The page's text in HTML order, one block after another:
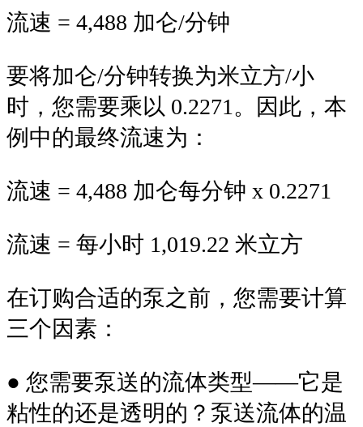
流速 = 4,488 加仑/分钟
要将加仑/分钟转换为米立方/小
时，您需要乘以 0.2271。因此，本
例中的最终流速为：
流速 = 4,488 加仑每分钟 x 0.2271
流速 = 每小时 1,019.22 米立方
在订购合适的泵之前，您需要计算
三个因素：
● 您需要泵送的流体类型——它是
粘性的还是透明的？泵送流体的温